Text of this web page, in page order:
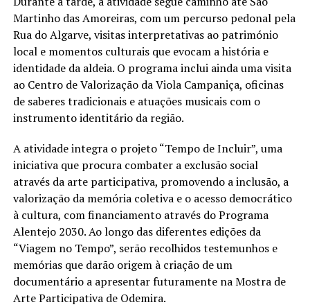
Martinho das Amoreiras, com um percurso pedonal pela
Rua do Algarve, visitas interpretativas ao património
local e momentos culturais que evocam a história e
identidade da aldeia. O programa inclui ainda uma visita
ao Centro de Valorização da Viola Campaniça, oficinas
de saberes tradicionais e atuações musicais com o
instrumento identitário da região.
A atividade integra o projeto “Tempo de Incluir”, uma
iniciativa que procura combater a exclusão social
através da arte participativa, promovendo a inclusão, a
valorização da memória coletiva e o acesso democrático
à cultura, com financiamento através do Programa
Alentejo 2030. Ao longo das diferentes edições da
“Viagem no Tempo”, serão recolhidos testemunhos e
memórias que darão origem à criação de um
documentário a apresentar futuramente na Mostra de
Arte Participativa de Odemira.